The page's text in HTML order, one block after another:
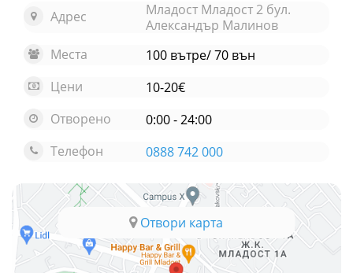
Адрес
Младост Младост 2 бул.
Александър Малинов
Места
100 вътре/ 70 вън
Цени
10-20€
Отворено
0:00 - 24:00
Телефон
0888 742 000
Отвори карта